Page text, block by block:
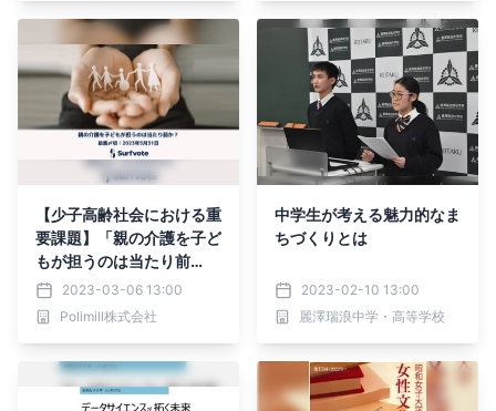
【少子高齢社会における重
要課題】「親の介護を子ど
もが担うのは当たり前
か？」介護・暮らしジャー
ナリスト 太田差惠子氏執
筆の新イシュー。Surfvot
2023-03-06 13:00
Polimill株式会社
中学生が考える魅力的なま
ちづくりとは
2023-02-10 13:00
麗澤瑞浪中学・高等学校